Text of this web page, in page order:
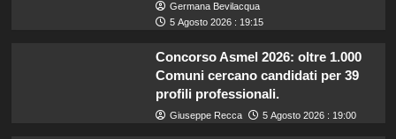
Germana Bevilacqua
5 Agosto 2026 : 19:15
Concorso Asmel 2026: oltre 1.000
Comuni cercano candidati per 39
profili professionali.
Giuseppe Recca 5 Agosto 2026 : 19:00